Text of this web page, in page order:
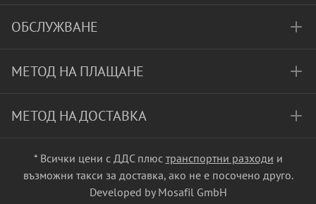
ОБСЛУЖВАНЕ
МЕТОД НА ПЛАЩАНЕ
МЕТОД НА ДОСТАВКА
* Всички цени с ДДС плюс транспортни разходи и
възможни такси за доставка, ако не е посочено друго.
Developed by Mosafil GmbH